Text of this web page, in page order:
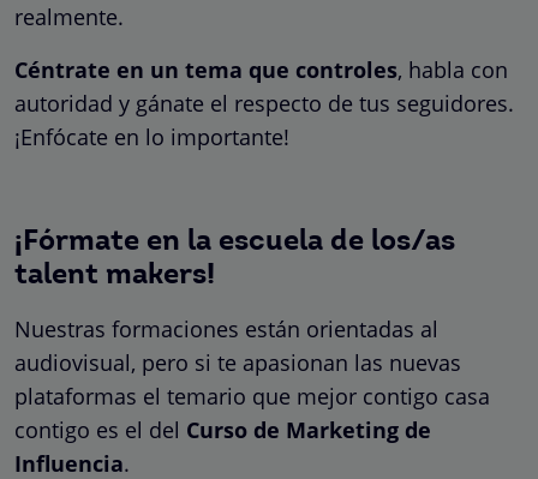
realmente.
Céntrate en un tema que controles, habla con
autoridad y gánate el respecto de tus seguidores.
¡Enfócate en lo importante!
¡Fórmate en la escuela de los/as
talent makers!
Nuestras formaciones están orientadas al
audiovisual, pero si te apasionan las nuevas
plataformas el temario que mejor contigo casa
contigo es el del Curso de Marketing de
Influencia.